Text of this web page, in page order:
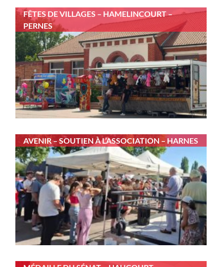
FÊTES DE VILLAGES – HAMELINCOURT –
PERNES
AVENIR – SOUTIEN À L’ASSOCIATION – HARNES